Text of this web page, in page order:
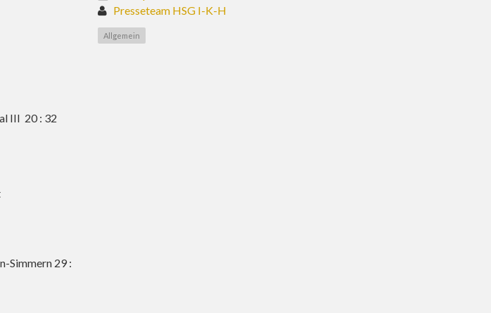
III 20 : 32
Simmern 29 :
Presseteam HSG I-K-H
Allgemein